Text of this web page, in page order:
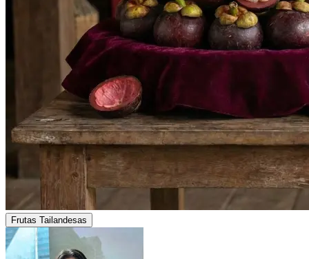
Frutas Tailandesas